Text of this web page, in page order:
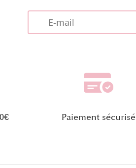
Paiement sécurisé